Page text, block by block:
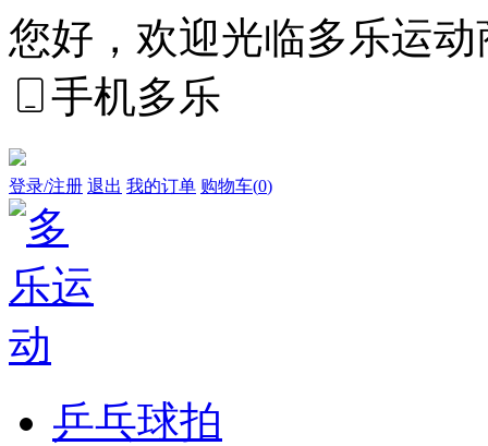
您好，欢迎光临多乐运动
手机多乐
登录/注册 退出 我的订单 购物车(0)
乒乓球拍